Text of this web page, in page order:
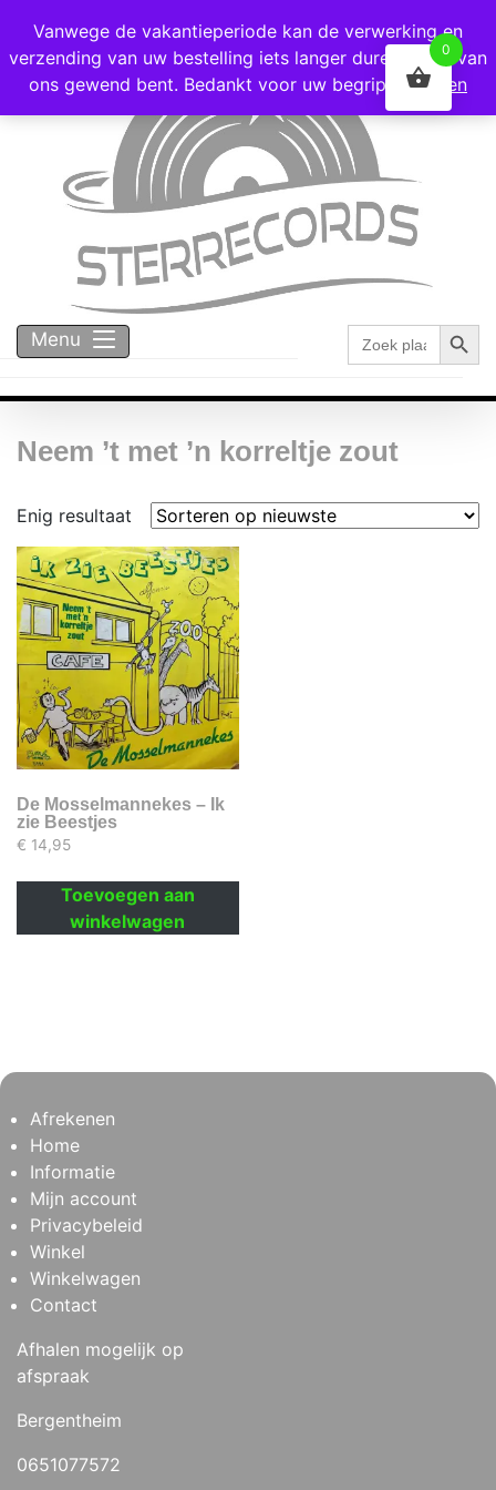
Voor 16:00 besteld = vandaag verzonden!
Menu
Zoek
naar:
Neem ’t met ’n korreltje zout
Enig resultaat
De Mosselmannekes – Ik
zie Beestjes
€ 14,95
Toevoegen aan
winkelwagen
Afrekenen
Home
Informatie
Mijn account
Privacybeleid
Winkel
Winkelwagen
Contact
Afhalen mogelijk op
afspraak
Bergentheim
0651077572
Vanwege de vakantieperiode kan de verwerking en
verzending van uw bestelling iets langer duren dan u van
ons gewend bent. Bedankt voor uw begrip!
Negeren
0